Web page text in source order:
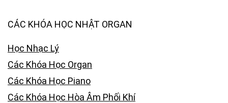
CÁC KHÓA HỌC NHẬT ORGAN
Học Nhạc Lý
Các Khóa Học Organ
Các Khóa Học Piano
Các Khóa Học Hòa Âm Phối Khí